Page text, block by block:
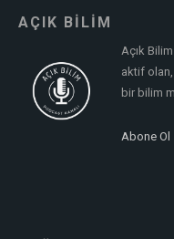
AÇIK BİLİM
Açık
aktif olan,
bir bilim
Abone Ol